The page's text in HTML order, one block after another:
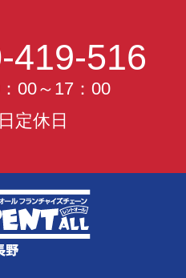
419-516
00～17：00
定休日